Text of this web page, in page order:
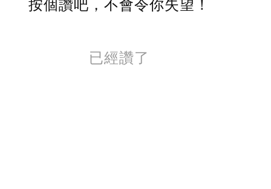
按個讚吧，不會令你失望！
已經讚了